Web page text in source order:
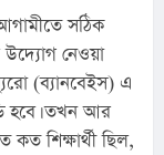
সঠিক
উদ্যোগ নেওয়া
(ব্যানবেইস) এ
হবে। তখন আর
কত শিক্ষার্থী ছিল,